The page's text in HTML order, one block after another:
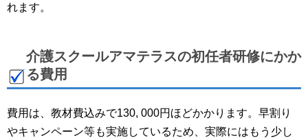
れます。
介護スクールアマテラスの初任者研修にかか
る費用
費用は、教材費込みで130, 000円ほどかかります。早割り
やキャンペーン等も実施しているため、実際にはもう少し